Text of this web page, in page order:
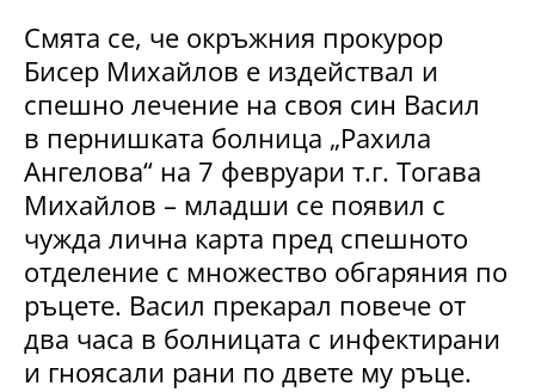
Смята се, че окръжния прокурор
Бисер Михайлов е издействал и
спешно лечение на своя син Васил
в пернишката болница „Рахила
Ангелова“ на 7 февруари т.г. Тогава
Михайлов – младши се появил с
чужда лична карта пред спешното
отделение с множество обгаряния по
ръцете. Васил прекарал повече от
два часа в болницата с инфектирани
и гноясали рани по двете му ръце.